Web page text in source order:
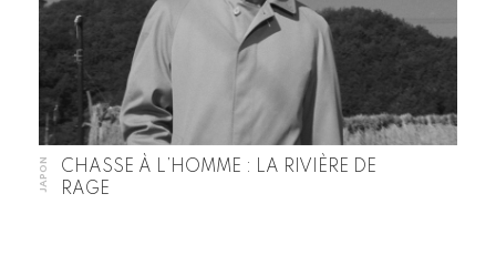
JAPON
CHASSE À L’HOMME : LA RIVIÈRE DE
RAGE